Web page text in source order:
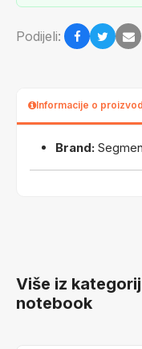
Podijeli:
Informacije o
Brand:
Više iz
notebook